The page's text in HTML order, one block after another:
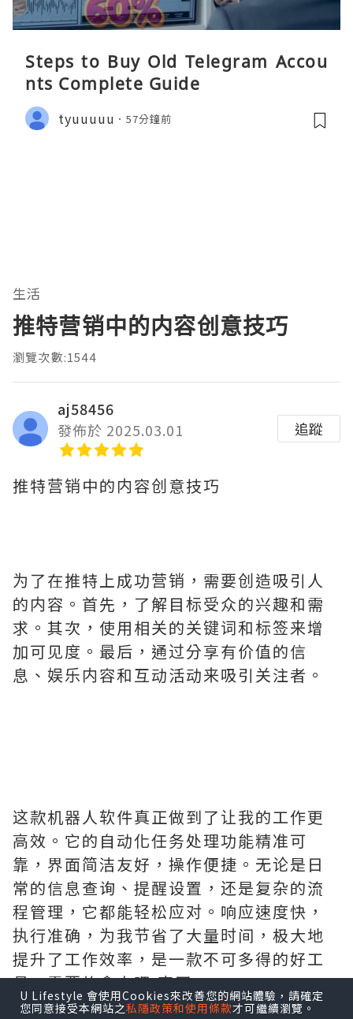
Steps to Buy Old Telegram Accou
nts Complete Guide
tyuuuuu 57分鐘前
生活
推特营销中的内容创意技巧
瀏覽次數:1544
aj58456
發佈於 2025.03.01
追蹤
推特营销中的内容创意技巧
为了在推特上成功营销，需要创造吸引人
的内容。首先，了解目标受众的兴趣和需
求。其次，使用相关的关键词和标签来增
加可见度。最后，通过分享有价值的信
息、娱乐内容和互动活动来吸引关注者。
这款机器人软件真正做到了让我的工作更
高效。它的自动化任务处理功能精准可
靠，界面简洁友好，操作便捷。无论是日
常的信息查询、提醒设置，还是复杂的流
程管理，它都能轻松应对。响应速度快，
执行准确，为我节省了大量时间，极大地
提升了工作效率，是一款不可多得的好工
具。需要的拿去吧,官网
http://www.vst.tw
U Lifestyle 會使用Cookies來改善您的網站體驗，請確定
您同意接受本網站之私隱政策和使用條款才可繼續瀏覽。